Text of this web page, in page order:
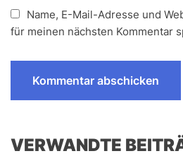
Name, E-Mail-Adresse und
für meinen nächsten Kommentar
VERWANDTE